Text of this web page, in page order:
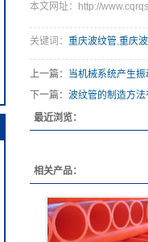
本文网址：http://
关键词： 重庆波纹管,重庆
上一篇： 当机械系统产生
下一篇： 波纹管的制造方
最近浏览：
相关产品：